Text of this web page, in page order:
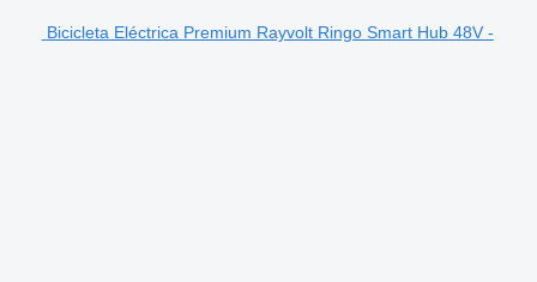
Bicicleta Eléctrica Premium Rayvolt Ringo Smart Hub 48V -